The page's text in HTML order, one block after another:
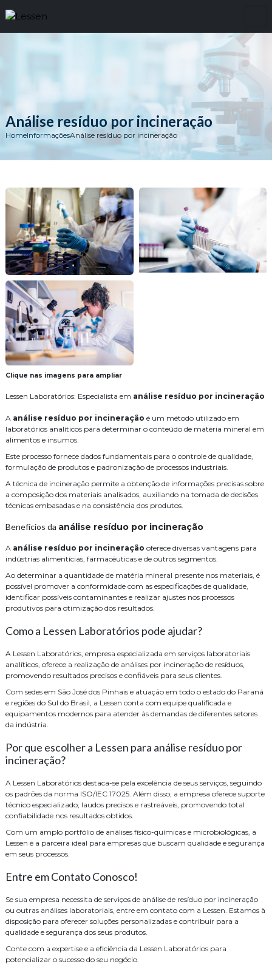
Análise resíduo por incineração
HomeInformaçõesAnálise resíduo por incineração
Clique nas imagens para ampliar
Lessen Laboratórios: Especialista em análise resíduo por incineração
A análise resíduo por incineração é um método utilizado em
laboratórios analíticos para determinar o conteúdo de matéria mineral em
alimentos e insumos.
Este processo fornece dados fundamentais para o controle de qualidade,
formulação de produtos e padronização de processos industriais.
A técnica de incineração permite a obtenção de informações precisas sobre
a composição dos materiais analisados, auxiliando na tomada de decisões
técnicas embasadas e na consistência dos produtos.
Benefícios da análise resíduo por incineração
A análise resíduo por incineração oferece diversas vantagens para
indústrias alimentícias, farmacêuticas e de outros segmentos.
Ao determinar a quantidade de matéria mineral presente nos materiais, é
possível promover a conformidade com as especificações de qualidade,
identificar possíveis contaminantes e realizar ajustes nos processos
produtivos para otimização dos resultados.
Como a Lessen Laboratórios pode ajudar?
A Lessen Laboratórios, empresa especializada em serviços laboratoriais
analíticos, oferece a realização de análises por incineração de resíduos,
promovendo resultados precisos e confiáveis para seus clientes.
Com sedes em São José dos Pinhais e atuação em todo o estado do Paraná
e regiões do Sul do Brasil, a Lessen conta com equipe qualificada e
equipamentos modernos para atender às demandas de diferentes setores
da indústria.
Por que escolher a Lessen para análise resíduo por
incineração?
A Lessen Laboratórios destaca-se pela excelência de seus serviços, seguindo
os padrões da norma ISO/IEC 17025. Além disso, a empresa oferece suporte
técnico especializado, laudos precisos e rastreáveis, promovendo total
confiabilidade nos resultados obtidos.
Com um amplo portfólio de análises físico-químicas e microbiológicas, a
Lessen é a parceira ideal para empresas que buscam qualidade e segurança
em seus processos.
Entre em Contato Conosco!
Se sua empresa necessita de serviços de análise de resíduo por incineração
ou outras análises laboratoriais, entre em contato com a Lessen. Estamos à
disposição para oferecer soluções personalizadas e contribuir para a
qualidade e segurança dos seus produtos.
Conte com a expertise e a eficiência da Lessen Laboratórios para
potencializar o sucesso do seu negócio.